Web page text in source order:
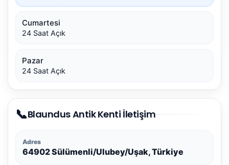
Cumartesi
24 Saat Açık
Pazar
24 Saat Açık
📞Blaundus Antik Kenti İletişim
Adres
64902 Sülümenli/Ulubey/Uşak, Türkiye